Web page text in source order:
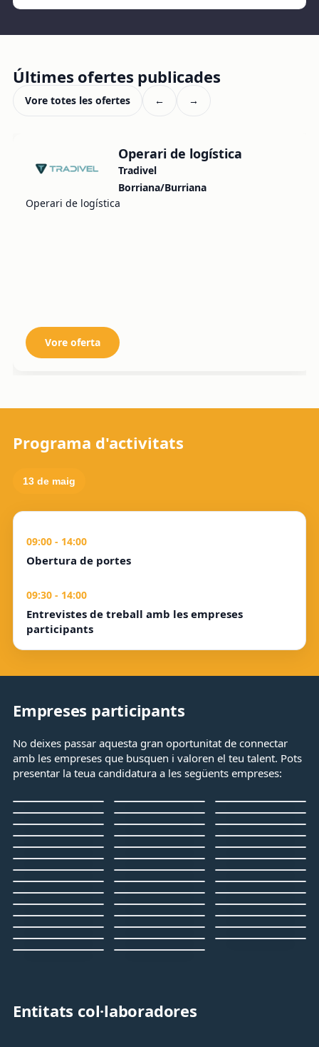
Últimes ofertes publicades
Vore totes les ofertes ← →
Operari de logística
Tradivel
Borriana/Burriana
Operari de logística
Vore oferta
Programa d'activitats
13 de maig
09:00 - 14:00
Obertura de portes
09:30 - 14:00
Entrevistes de treball amb les empreses
participants
Empreses participants
No deixes passar aquesta gran oportunitat de connectar
amb les empreses que busquen i valoren el teu talent. Pots
presentar la teua candidatura a les següents empreses:
Entitats col·laboradores